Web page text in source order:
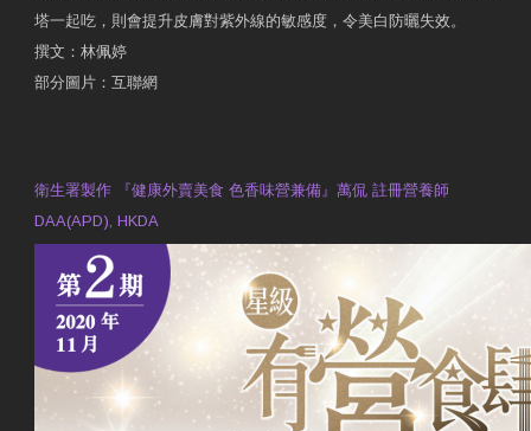
塔一起吃，則會提升皮膚對紫外線的敏感度，令美白防曬失效。
撰文：林佩婷
部分圖片：互聯網
衛生署製作 『健康外賣美食 色香味營兼備』萬侃 註冊營養師
DAA(APD), HKDA